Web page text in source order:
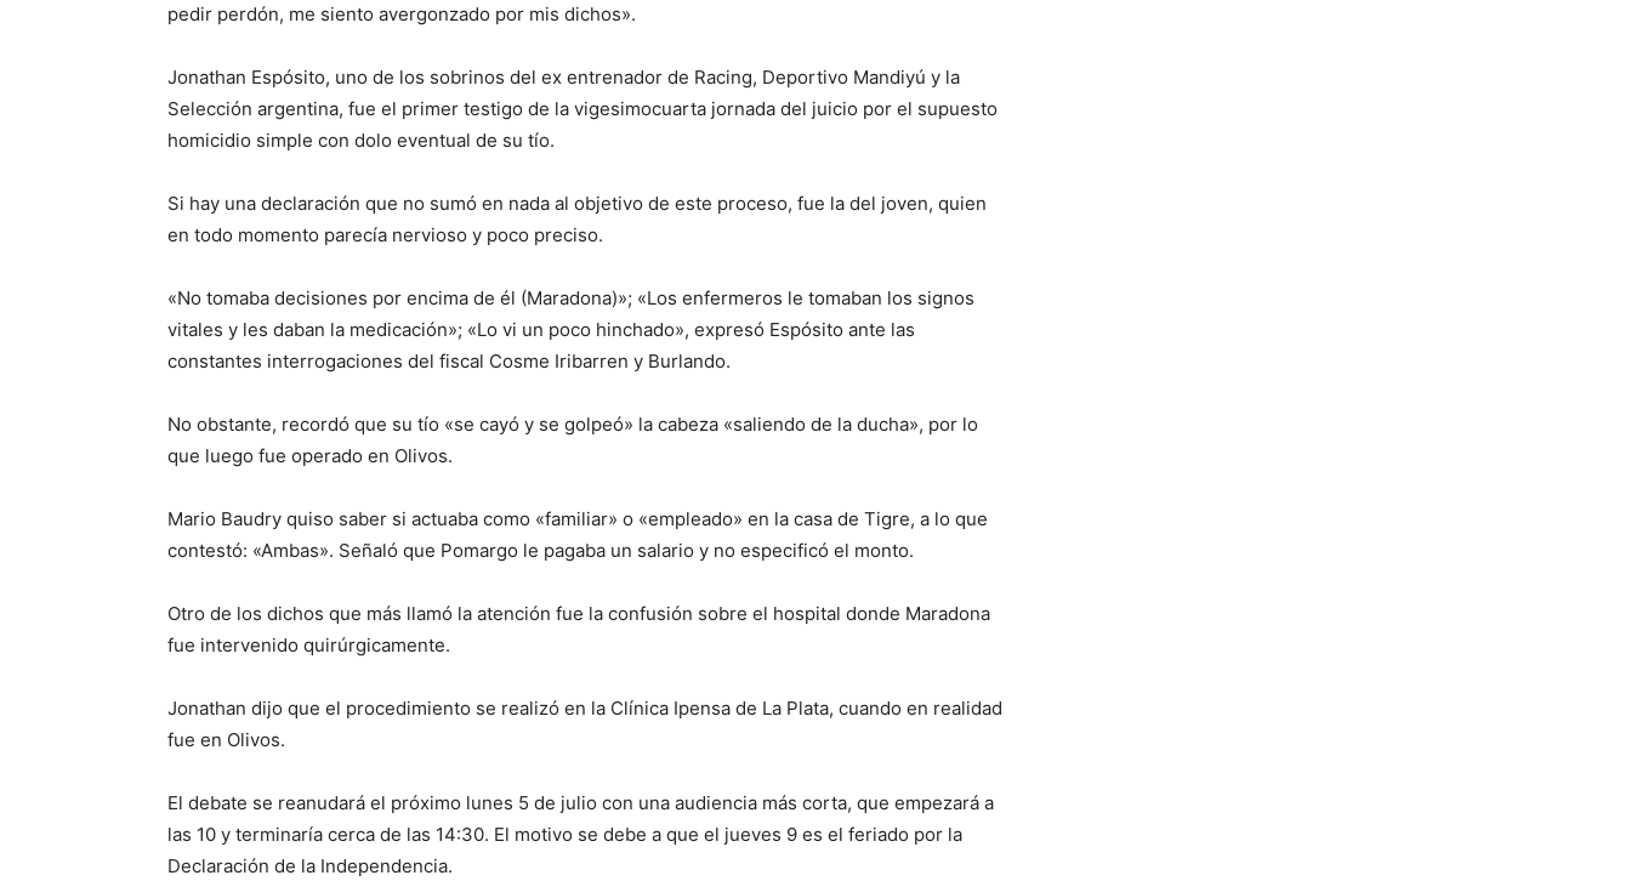
pedir perdón, me siento avergonzado por mis dichos».
Jonathan Espósito, uno de los sobrinos del ex entrenador de Racing, Deportivo Mandiyú y la
Selección argentina, fue el primer testigo de la vigesimocuarta jornada del juicio por el supuesto
homicidio simple con dolo eventual de su tío.
Si hay una declaración que no sumó en nada al objetivo de este proceso, fue la del joven, quien
en todo momento parecía nervioso y poco preciso.
«No tomaba decisiones por encima de él (Maradona)»; «Los enfermeros le tomaban los signos
vitales y les daban la medicación»; «Lo vi un poco hinchado», expresó Espósito ante las
constantes interrogaciones del fiscal Cosme Iribarren y Burlando.
No obstante, recordó que su tío «se cayó y se golpeó» la cabeza «saliendo de la ducha», por lo
que luego fue operado en Olivos.
Mario Baudry quiso saber si actuaba como «familiar» o «empleado» en la casa de Tigre, a lo que
contestó: «Ambas». Señaló que Pomargo le pagaba un salario y no especificó el monto.
Otro de los dichos que más llamó la atención fue la confusión sobre el hospital donde Maradona
fue intervenido quirúrgicamente.
Jonathan dijo que el procedimiento se realizó en la Clínica Ipensa de La Plata, cuando en realidad
fue en Olivos.
El debate se reanudará el próximo lunes 5 de julio con una audiencia más corta, que empezará a
las 10 y terminaría cerca de las 14:30. El motivo se debe a que el jueves 9 es el feriado por la
Declaración de la Independencia.